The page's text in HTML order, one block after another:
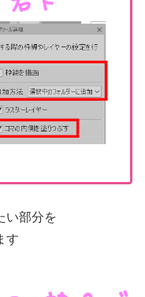
い部分を
す